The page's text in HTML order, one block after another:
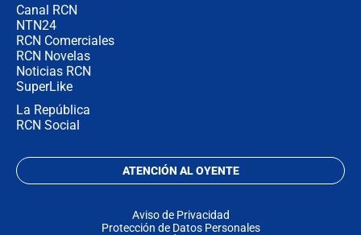
Canal RCN
NTN24
RCN Comerciales
RCN Novelas
Noticias RCN
SuperLike
La República
RCN Social
ATENCIÓN AL OYENTE
Aviso de Privacidad
Protección de Datos Personales